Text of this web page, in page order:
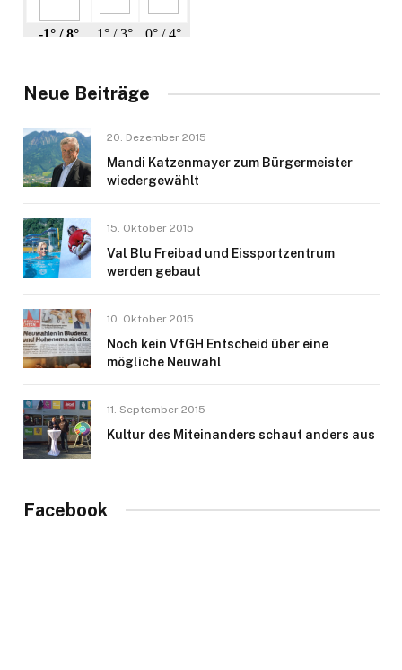
Neue Beiträge
20. Dezember 2015
Mandi Katzenmayer zum Bürgermeister
wiedergewählt
15. Oktober 2015
Val Blu Freibad und Eissportzentrum
werden gebaut
10. Oktober 2015
Noch kein VfGH Entscheid über eine
mögliche Neuwahl
11. September 2015
Kultur des Miteinanders schaut anders aus
Facebook